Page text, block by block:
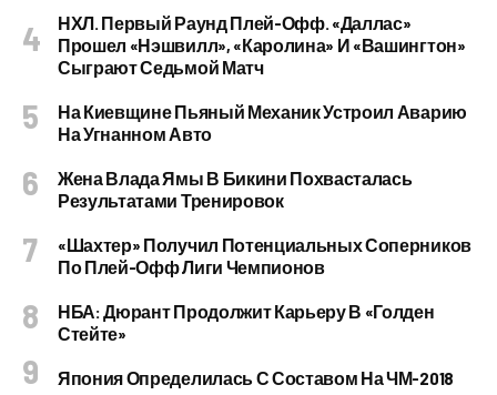
НХЛ. Первый Раунд Плей-Офф. «Даллас»
Прошел «Нэшвилл», «Каролина» И «Вашингтон»
Сыграют Седьмой Матч
На Киевщине Пьяный Механик Устроил Аварию
На Угнанном Авто
Жена Влада Ямы В Бикини Похвасталась
Результатами Тренировок
«Шахтер» Получил Потенциальных Соперников
По Плей-Офф Лиги Чемпионов
НБА: Дюрант Продолжит Карьеру В «Голден
Стейте»
Япония Определилась С Составом На ЧМ-2018